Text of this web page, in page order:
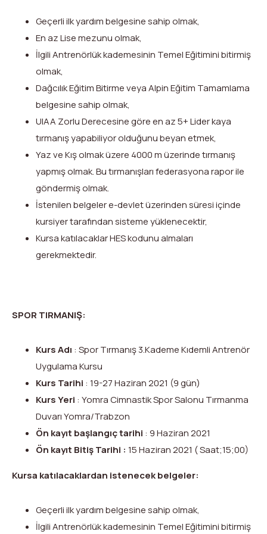
Geçerli ilk yardım belgesine sahip olmak,
En az Lise mezunu olmak,
İlgili Antrenörlük kademesinin Temel Eğitimini bitirmiş
olmak,
Dağcılık Eğitim Bitirme veya Alpin Eğitim Tamamlama
belgesine sahip olmak,
UIAA Zorlu Derecesine göre en az 5+ Lider kaya
tırmanış yapabiliyor olduğunu beyan etmek,
Yaz ve Kış olmak üzere 4000 m üzerinde tırmanış
yapmış olmak. Bu tırmanışları federasyona rapor ile
göndermiş olmak.
İstenilen belgeler e-devlet üzerinden süresi içinde
kursiyer tarafından sisteme yüklenecektir,
Kursa katılacaklar HES kodunu almaları
gerekmektedir.
SPOR TIRMANIŞ:
Kurs Adı : Spor Tırmanış 3.Kademe Kıdemli Antrenör
Uygulama Kursu
Kurs Tarihi : 19-27 Haziran 2021 (9 gün)
Kurs Yeri : Yomra Cimnastik Spor Salonu Tırmanma
Duvarı Yomra/Trabzon
Ön kayıt başlangıç tarihi : 9 Haziran 2021
Ön kayıt Bitiş Tarihi : 15 Haziran 2021 ( Saat;15;00)
Kursa katılacaklardan istenecek belgeler:
Geçerli ilk yardım belgesine sahip olmak,
İlgili Antrenörlük kademesinin Temel Eğitimini bitirmiş